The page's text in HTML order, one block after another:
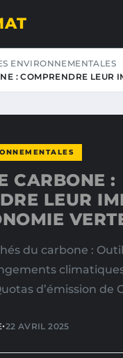
ENVIRONNEMENTALES
: COMPRENDRE LEUR
CARBONE :
LEUR
du carbone :
d’émission de
•22 AVRIL 2025